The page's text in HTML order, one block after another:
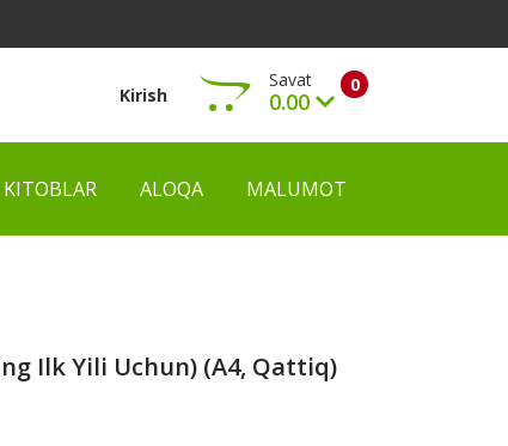
Kirish 0
Savat
0.00
Ko‘rish
KITOBLAR ALOQA MALUMOT
Ilk Yili Uchun) (А4, Qattiq)